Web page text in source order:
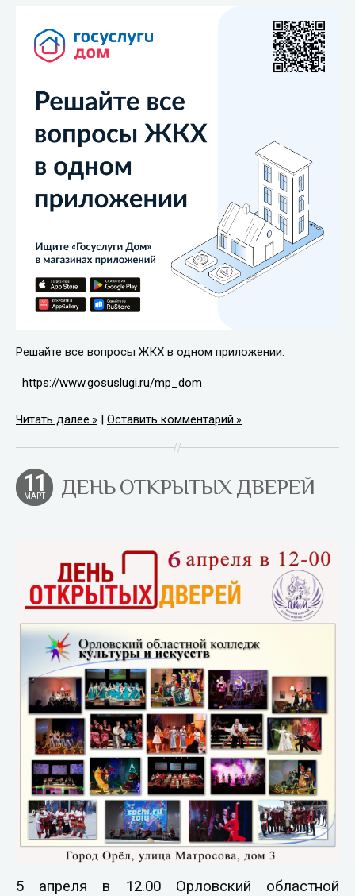
Решайте все вопросы ЖКХ в одном приложении:
https://www.gosuslugi.ru/mp_dom
Читать далее | Оставить комментарий
11
МАРТ ДЕНЬ ОТКРЫТЫХ ДВЕРЕЙ
5 апреля в 12.00 Орловский областной